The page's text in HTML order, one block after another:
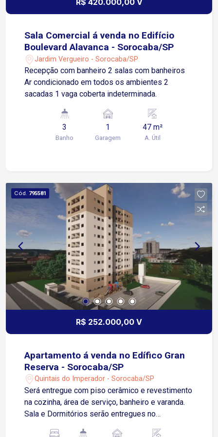
R$ 420.000,00 V
Sala Comercial á venda no Edifício
Boulevard Alavanca - Sorocaba/SP
Jardim Vergueiro - Sorocaba/SP
Recepção com banheiro 2 salas com banheiros
Ar condicionado em todos os ambientes 2
sacadas 1 vaga coberta indeterminada.
3
Banho
1
Garagem
47 m²
A. Útil
Cód. 795581
R$ 252.000,00 V
Apartamento á venda no Edífico Gran
Reserva - Sorocaba/SP
Quintais do Imperador - Sorocaba/SP
Será entregue com piso cerâmico e revestimento
na cozinha, área de serviço, banheiro e varanda.
Sala e Dormitórios serão entregues no